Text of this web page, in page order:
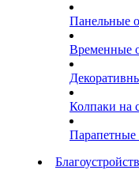
Панельные
Временные
Колпаки на